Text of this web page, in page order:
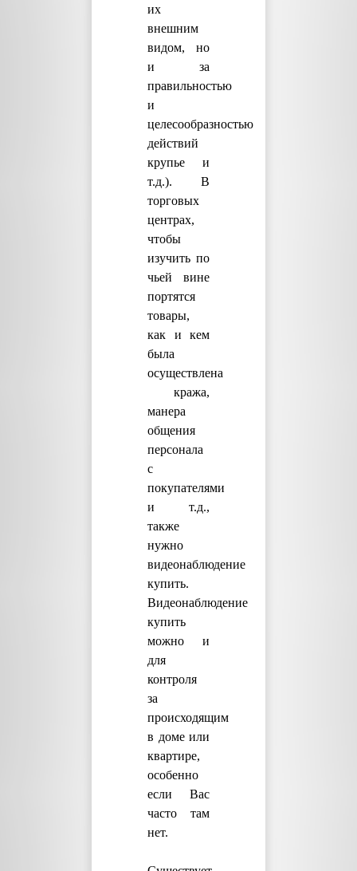
их
внешним
видом, но
и за
правильностью
и
целесообразностью
действий
крупье и
т.д.). В
торговых
центрах,
чтобы
изучить по
чьей вине
портятся
товары,
как и кем
была
осуществлена
кража,
манера
общения
персонала
с
покупателями
и т.д.,
также
нужно
видеонаблюдение
купить.
Видеонаблюдение
купить
можно и
для
контроля
за
происходящим
в доме или
квартире,
особенно
если Вас
часто там
нет.